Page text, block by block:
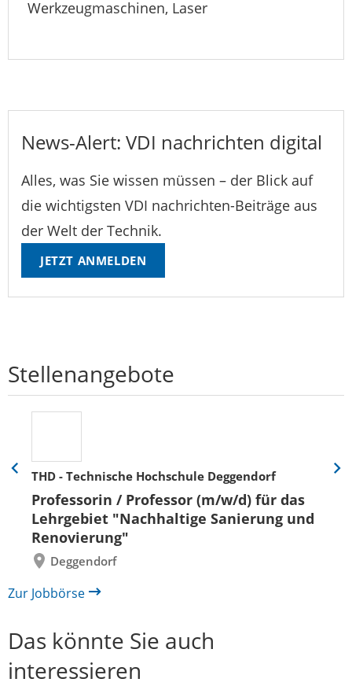
Werkzeugmaschinen, Laser
News-Alert: VDI nachrichten digital
Alles, was Sie wissen müssen – der Blick auf
die wichtigsten VDI nachrichten-Beiträge aus
der Welt der Technik.
JETZT ANMELDEN
Stellenangebote
THD - Technische Hochschule Deggendorf
Professorin / Professor (m/w/d) für das
Lehrgebiet "Nachhaltige Sanierung und
Renovierung"
Deggendorf
Eine
zurück
Eine
Zur Jobbörse
Das könnte Sie auch
interessieren